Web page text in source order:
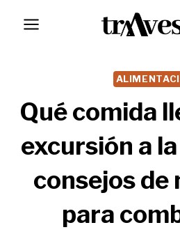
Qué comida
excursión a
consejos
para